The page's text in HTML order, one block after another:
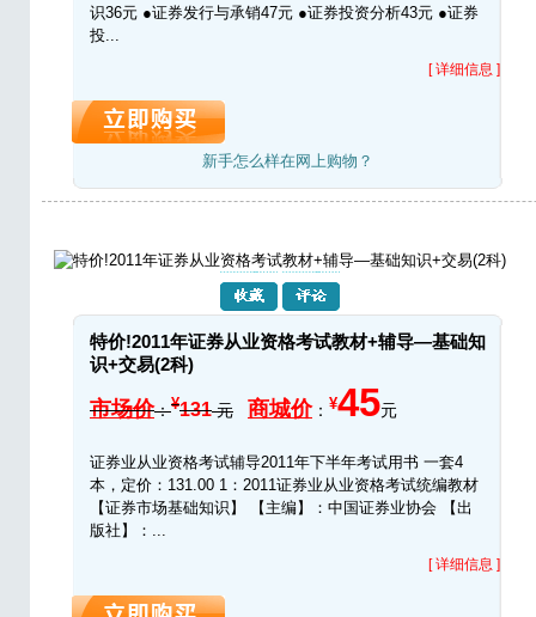
识36元 ●证券发行与承销47元 ●证券投资分析43元 ●证券
投...
[ 详细信息 ]
新手怎么样在网上购物？
特价!2011年证券从业资格考试教材+辅导—基础知
识+交易(2科)
市场价：¥131元 商城价： ¥45元
证券业从业资格考试辅导2011年下半年考试用书 一套4
本，定价：131.00 1：2011证券业从业资格考试统编教材
【证券市场基础知识】 【主编】：中国证券业协会 【出
版社】：...
[ 详细信息 ]